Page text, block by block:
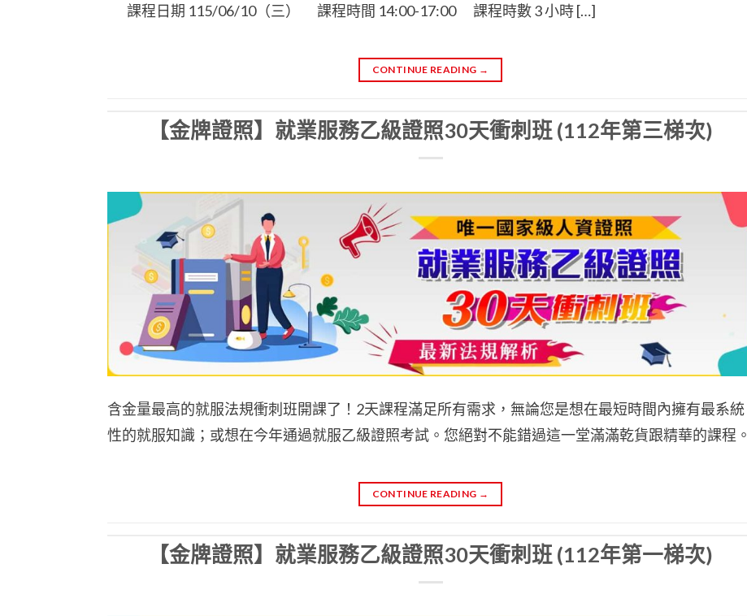
課程日期 115/06/10（三） 課程時間 14:00-17:00 課程時數 3 小時 […]
CONTINUE READING →
【金牌證照】就業服務乙級證照30天衝刺班 (112年第三梯次)
含金量最高的就服法規衝刺班開課了！2天課程滿足所有需求，無論您是想在最短時間內擁有最系統
性的就服知識；或想在今年通過就服乙級證照考試。您絕對不能錯過這一堂滿滿乾貨跟精華的課程。
CONTINUE READING →
【金牌證照】就業服務乙級證照30天衝刺班 (112年第一梯次)